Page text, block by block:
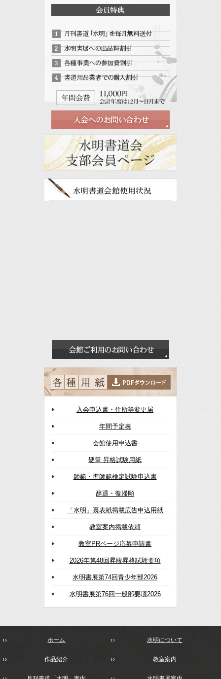
入会申込書・住所等変更届
年間予定表
会館使用申込書
硬筆 昇格試験用紙
師範・準師範検定試験申込書
辞退・復帰願
「水明」裏表紙掲載広告申込用紙
教室案内掲載依頼
教室PRページ応募申請書
2026年第48回昇段昇格試験要項
水明書展第74回青少年部2026
水明書展第76回一般部要項2026
ホーム 水明について
作品紹介 教室案内